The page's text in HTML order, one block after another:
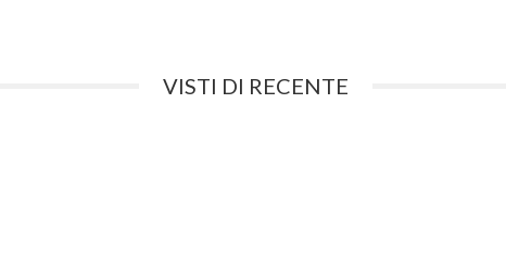
VISTI DI RECENTE